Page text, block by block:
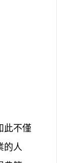
此不僅
的人